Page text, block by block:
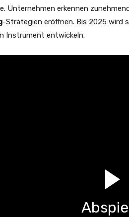
Unternehmen erkennen
-Strategien eröffnen. Bis 2025 wird
Instrument entwickeln.